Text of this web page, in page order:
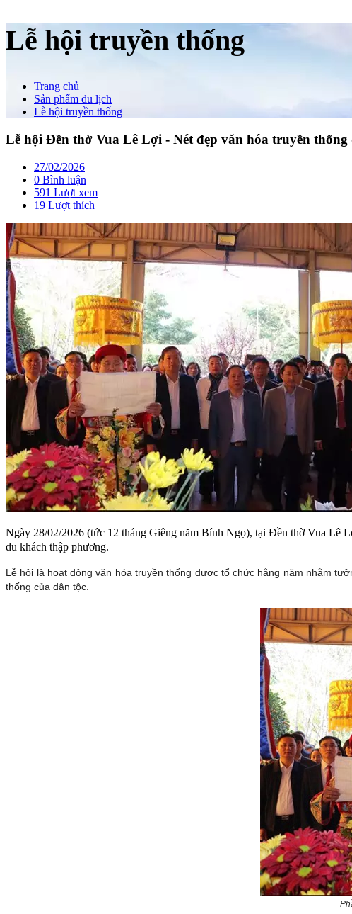
Lễ hội truyền thống
Trang chủ
Sản phẩm du lịch
Lễ hội truyền thống
Lễ hội Đền thờ Vua Lê Lợi - Nét đẹp văn hóa truyền thống
27/02/2026
0 Bình luận
591 Lượt xem
19 Lượt thích
Ngày 28/02/2026 (tức 12 tháng Giêng năm Bính Ngọ), tại Đền thờ Vua Lê
du khách thập phương.
Lễ hội là hoạt động văn hóa truyền thống được tổ chức hằng năm nhằm
thống của dân tộc.